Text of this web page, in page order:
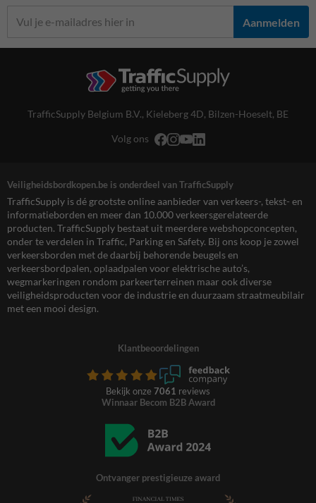
Aanmelden
TrafficSupply Belgium B.V., Kieleberg 4D, Bilzen-Hoeselt, BE
Volg ons
Veiligheidsbordkopen.be is onderdeel van TrafficSupply
TrafficSupply is dé grootste online aanbieder van verkeers-, tekst- en
informatieborden en meer dan 10.000 verkeersgerelateerde
producten. TrafficSupply bestaat uit meerdere webshopconcepten,
onder te verdelen in Traffic, Parking en Safety. Bij ons koop je zowel
verkeersborden met de daarbij behorende beugels en
verkeersbordpalen, oplaadpalen voor elektrische auto’s,
wegmarkeringen rondom parkeerterreinen maar ook diverse
veiligheidsproducten voor de industrie en duurzaam straatmeubilair
met een mooi design.
Klantbeoordelingen
Bekijk onze 7061 reviews
Winnaar Becom B2B Award
Ontvanger prestigieuze award